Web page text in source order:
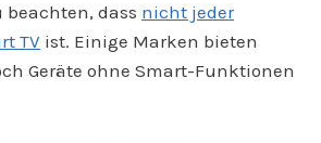
beachten, dass nicht jeder
TV ist. Einige Marken bieten
Geräte ohne Smart-Funktionen